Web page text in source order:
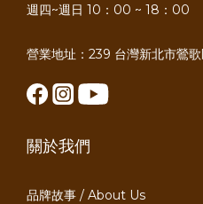
週四~週日 10：00 ~ 18：00
營業地址：239 台灣新北市鶯
關於我們
品牌故事 / About Us